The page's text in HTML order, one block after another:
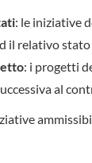
: le iniziative
il relativo
: i progetti
al